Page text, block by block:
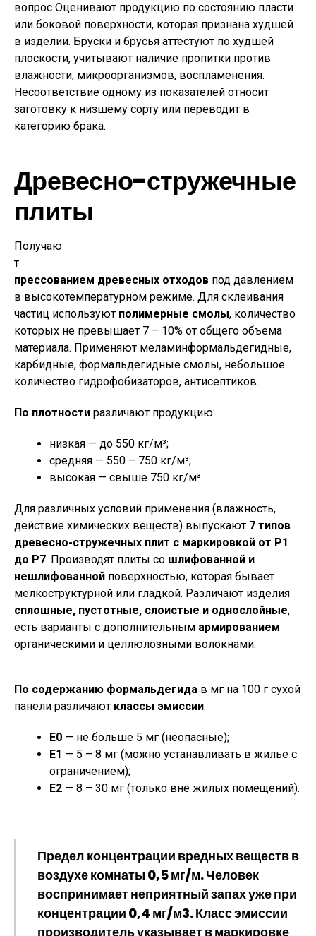
вопрос Оценивают продукцию по состоянию пласти
или боковой поверхности, которая признана худшей
в изделии. Бруски и брусья аттестуют по худшей
плоскости, учитывают наличие пропитки против
влажности, микроорганизмов, воспламенения.
Несоответствие одному из показателей относит
заготовку к низшему сорту или переводит в
категорию брака.
Древесно-стружечные
плиты
Получаю
т
прессованием древесных отходов под давлением
в высокотемпературном режиме. Для склеивания
частиц используют полимерные смолы, количество
которых не превышает 7 – 10% от общего объема
материала. Применяют меламинформальдегидные,
карбидные, формальдегидные смолы, небольшое
количество гидрофобизаторов, антисептиков.
По плотности различают продукцию:
низкая — до 550 кг/м³;
средняя — 550 – 750 кг/м³;
высокая — свыше 750 кг/м³.
Для различных условий применения (влажность,
действие химических веществ) выпускают 7 типов
древесно-стружечных плит с маркировкой от Р1
до Р7. Производят плиты со шлифованной и
нешлифованной поверхностью, которая бывает
мелкоструктурной или гладкой. Различают изделия
сплошные, пустотные, слоистые и однослойные,
есть варианты с дополнительным армированием
органическими и целлюлозными волокнами.
По содержанию формальдегида в мг на 100 г сухой
панели различают классы эмиссии:
Е0 — не больше 5 мг (неопасные);
Е1 — 5 – 8 мг (можно устанавливать в жилье с
ограничением);
Е2 — 8 – 30 мг (только вне жилых помещений).
Предел концентрации вредных веществ в
воздухе комнаты 0,5 мг/м. Человек
воспринимает неприятный запах уже при
концентрации 0,4 мг/м3. Класс эмиссии
производитель указывает в маркировке